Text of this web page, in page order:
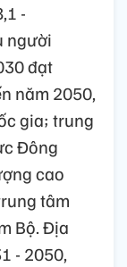
-
người
đạt
năm 2050,
gia; trung
Đông
cao
tâm
Bộ. Địa
- 2050,